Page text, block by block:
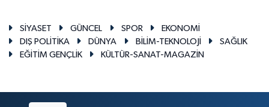
SİYASET GÜNCEL SPOR
EKONOMİ
DIŞ POLİTİKA
DÜNYA BİLİM-TEKNOLOJİ
SAĞLIK
EĞİTİM GENÇLİK
KÜLTÜR-SANAT-MAGAZİN